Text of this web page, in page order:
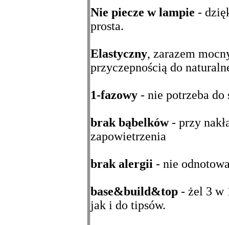
Nie piecze w lampie -
prosta.
Elastyczny, zarazem
przyczepnością do
1-fazowy- nie potrzeba do
brak bąbelków- przy
zapowietrzenia
brak alergii - nie
base&build&top - żel 3 w
jak i do tipsów.